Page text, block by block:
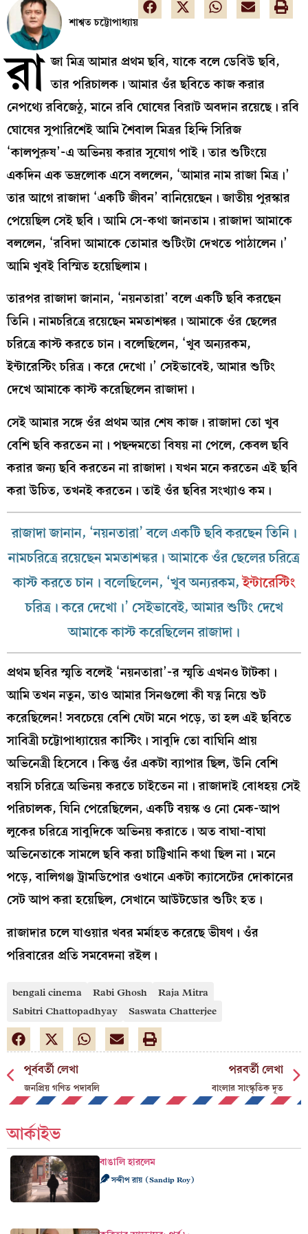
শাশ্বত চট্টোপাধ্যায়
রা জা মিত্র আমার প্রথম ছবি, যাকে বলে ডেবিউ ছবি,
তার পরিচালক। আমার ওঁর ছবিতে কাজ করার
নেপথ্যে রবিজেঠু, মানে রবি ঘোষের বিরাট অবদান রয়েছে। রবি
ঘোষের সুপারিশেই আমি শৈবাল মিত্রর হিন্দি সিরিজ
‘কালপুরুষ’-এ অভিনয় করার সুযোগ পাই। তার শুটিংয়ে
একদিন এক ভদ্রলোক এসে বললেন, ‘আমার নাম রাজা মিত্র।’
তার আগে রাজাদা ‘একটি জীবন’ বানিয়েছেন। জাতীয় পুরস্কার
পেয়েছিল সেই ছবি। আমি সে-কথা জানতাম। রাজাদা আমাকে
বললেন, ‘রবিদা আমাকে তোমার শুটিংটা দেখতে পাঠালেন।’
আমি খুবই বিস্মিত হয়েছিলাম।
তারপর রাজাদা জানান, ‘নয়নতারা’ বলে একটি ছবি করছেন
তিনি। নামচরিত্রে রয়েছেন মমতাশঙ্কর। আমাকে ওঁর ছেলের
চরিত্রে কাস্ট করতে চান। বলেছিলেন, ‘খুব অন্যরকম,
ইন্টারেস্টিং চরিত্র। করে দেখো।’ সেইভাবেই, আমার শুটিং
দেখে আমাকে কাস্ট করেছিলেন রাজাদা।
সেই আমার সঙ্গে ওঁর প্রথম আর শেষ কাজ। রাজাদা তো খুব
বেশি ছবি করতেন না। পছন্দমতো বিষয় না পেলে, কেবল ছবি
করার জন্য ছবি করতেন না রাজাদা। যখন মনে করতেন এই ছবি
করা উচিত, তখনই করতেন। তাই ওঁর ছবির সংখ্যাও কম।
রাজাদা জানান, ‘নয়নতারা’ বলে একটি ছবি করছেন তিনি।
নামচরিত্রে রয়েছেন মমতাশঙ্কর। আমাকে ওঁর ছেলের চরিত্রে
কাস্ট করতে চান। বলেছিলেন, ‘খুব অন্যরকম,ইন্টারেস্টিং
চরিত্র। করে দেখো।’ সেইভাবেই, আমার শুটিং দেখে
আমাকে কাস্ট করেছিলেন রাজাদা।
প্রথম ছবির স্মৃতি বলেই ‘নয়নতারা’-র স্মৃতি এখনও টাটকা।
আমি তখন নতুন, তাও আমার সিনগুলো কী যত্ন নিয়ে শুট
করেছিলেন! সবচেয়ে বেশি যেটা মনে পড়ে, তা হল এই ছবিতে
সাবিত্রী চট্টোপাধ্যায়ের কাস্টিং। সাবুদি তো বাঘিনি প্রায়
অভিনেত্রী হিসেবে। কিন্তু ওঁর একটা ব্যাপার ছিল, উনি বেশি
বয়সি চরিত্রে অভিনয় করতে চাইতেন না। রাজাদাই বোধহয় সেই
পরিচালক, যিনি পেরেছিলেন, একটি বয়স্ক ও নো মেক-আপ
লুকের চরিত্রে সাবুদিকে অভিনয় করাতে। অত বাঘা-বাঘা
অভিনেতাকে সামলে ছবি করা চাট্টিখানি কথা ছিল না। মনে
পড়ে, বালিগঞ্জ ট্রামডিপোর ওখানে একটা ক্যাসেটের দোকানের
সেট আপ করা হয়েছিল, সেখানে আউটডোর শুটিং হত।
রাজাদার চলে যাওয়ার খবর মর্মাহত করেছে ভীষণ। ওঁর
পরিবারের প্রতি সমবেদনা রইল।
bengali cinema Rabi Ghosh
Raja Mitra
Sabitri Chattopadhyay
Saswata Chatterjee
পূর্ববর্তী লেখা
জনপ্রিয় গণিত পদাবলি
পরবর্তী লেখা
বাংলার সাংস্কৃতিক দূত
আর্কাইভ
বাঙালি হারলেম
সন্দীপ রায় (Sandip Roy)